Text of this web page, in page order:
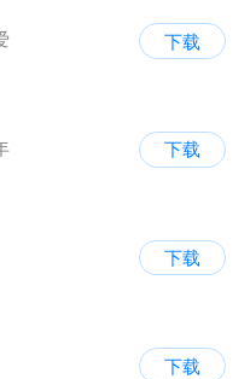
下载
下载
下载
下载